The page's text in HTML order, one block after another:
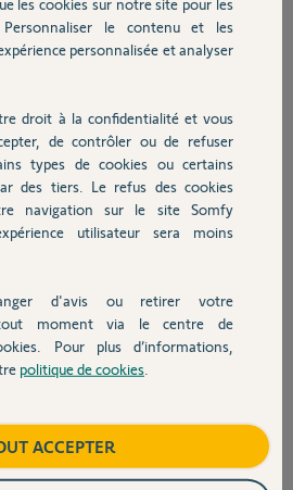
2 : 1800 x 560
Suite à l'installation, le premier
fonctionne correctement FDC
Aucune butée de dernière lame sur
dans les coulisses droite et gauche mais
ni pour l'autre.
et j'ai lu que les moteurs mémorisés
coup sur quoi se basent ils?
au fil de discussion
Personnaliser le contenu et les
personnalisée et analyser
droit à la confidentialité et vous
de contrôler ou de refuser
types de cookies ou certains
des tiers. Le refus des cookies
navigation sur le site Somfy
utilisateur sera moins
d'avis ou retirer votre
moment via le centre de
Pour plus d’informations,
politique de cookies
ACCEPTER